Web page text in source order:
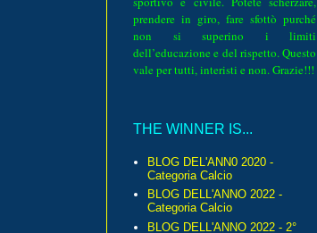
prendere in giro, fare sfottò purché
non si superino i limiti
dell’educazione e del rispetto. Questo
vale per tutti, interisti e non. Grazie!!!
THE WINNER IS...
BLOG DEL'ANN0 2020 -
Categoria Calcio
BLOG DELL'ANNO 2022 -
Categoria Calcio
BLOG DELL'ANNO 2022 - 2°